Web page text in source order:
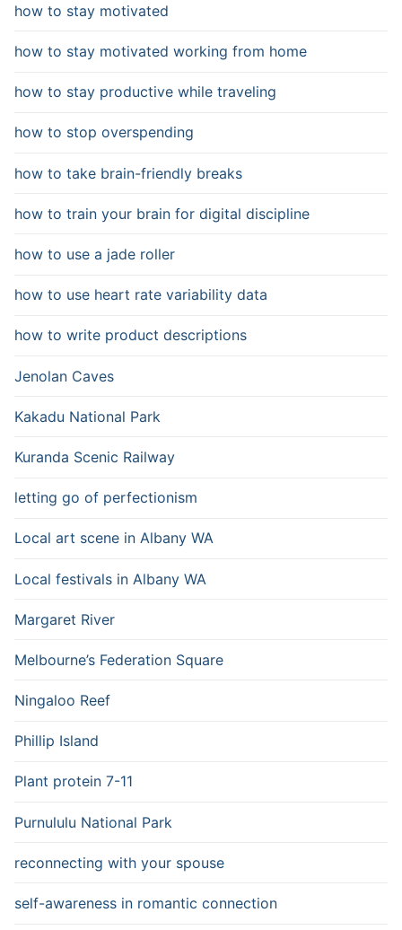
how to stay motivated
how to stay motivated working from home
how to stay productive while traveling
how to stop overspending
how to take brain-friendly breaks
how to train your brain for digital discipline
how to use a jade roller
how to use heart rate variability data
how to write product descriptions
Jenolan Caves
Kakadu National Park
Kuranda Scenic Railway
letting go of perfectionism
Local art scene in Albany WA
Local festivals in Albany WA
Margaret River
Melbourne’s Federation Square
Ningaloo Reef
Phillip Island
Plant protein 7-11
Purnululu National Park
reconnecting with your spouse
self-awareness in romantic connection